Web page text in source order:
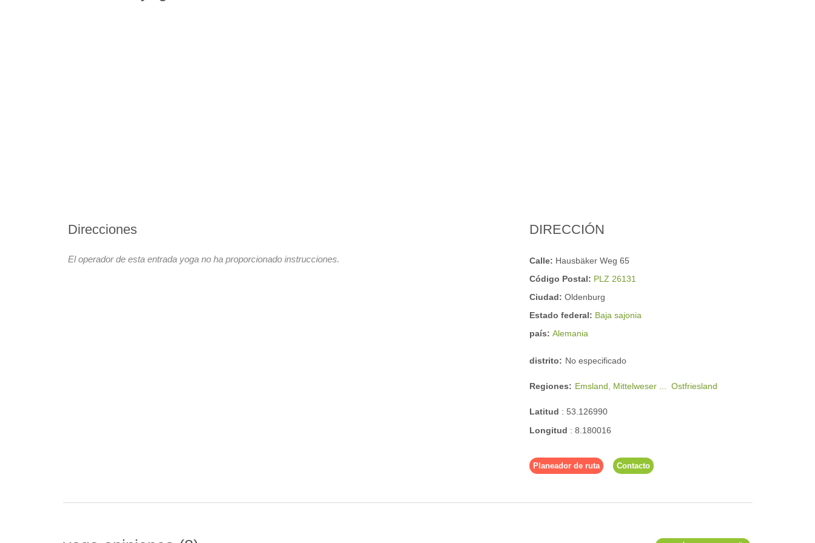
Direcciones
El operador de esta entrada yoga no ha proporcionado instrucciones.
DIRECCIÓN
Calle: Hausbäker Weg 65
Código Postal: PLZ 26131
Ciudad:Oldenburg
Estado federal: Baja sajonia
país:Alemania
distrito: No especificado
Regiones: Emsland, Mittelweser ... Ostfriesland
Latitud :53.126990
Longitud :8.180016
Planeador de ruta Contacto